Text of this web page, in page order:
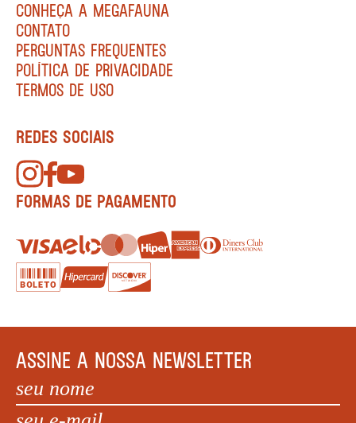
CONHEÇA A MEGAFAUNA
CONTATO
PERGUNTAS FREQUENTES
POLÍTICA DE PRIVACIDADE
TERMOS DE USO
REDES SOCIAIS
FORMAS DE PAGAMENTO
ASSINE A NOSSA NEWSLETTER